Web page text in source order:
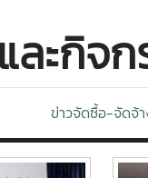
ละกิจ
ข่าวจัดซื้อ-จัดจ้